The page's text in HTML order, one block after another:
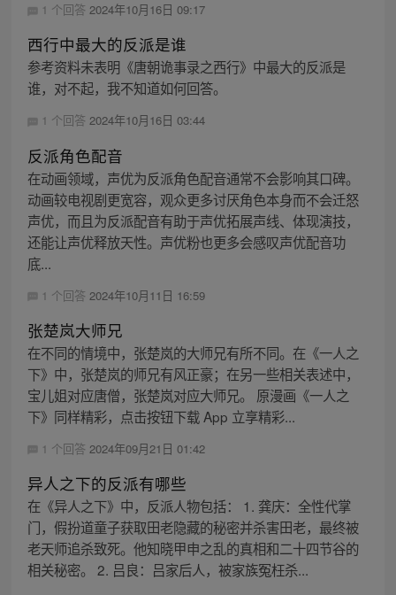
1 个回答 2024年10月16日 09:17
西行中最大的反派是谁
参考资料未表明《唐朝诡事录之西行》中最大的反派是
谁，对不起，我不知道如何回答。
1 个回答 2024年10月16日 03:44
反派角色配音
在动画领域，声优为反派角色配音通常不会影响其口碑。
动画较电视剧更宽容，观众更多讨厌角色本身而不会迁怒
声优，而且为反派配音有助于声优拓展声线、体现演技，
还能让声优释放天性。声优粉也更多会感叹声优配音功
底...
1 个回答 2024年10月11日 16:59
张楚岚大师兄
在不同的情境中，张楚岚的大师兄有所不同。在《一人之
下》中，张楚岚的师兄有风正豪；在另一些相关表述中，
宝儿姐对应唐僧，张楚岚对应大师兄。 原漫画《一人之
下》同样精彩，点击按钮下载 App 立享精彩...
1 个回答 2024年09月21日 01:42
异人之下的反派有哪些
在《异人之下》中，反派人物包括： 1. 龚庆：全性代掌
门，假扮道童子获取田老隐藏的秘密并杀害田老，最终被
老天师追杀致死。他知晓甲申之乱的真相和二十四节谷的
相关秘密。 2. 吕良：吕家后人，被家族冤枉杀...